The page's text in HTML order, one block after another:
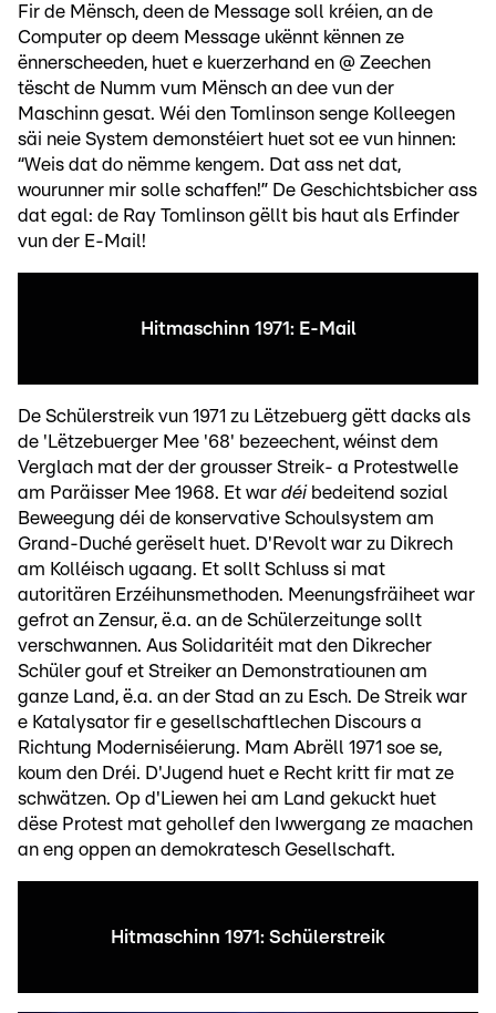
Fir de Mënsch, deen de Message soll kréien, an de
Computer op deem Message ukënnt kënnen ze
ënnerscheeden, huet e kuerzerhand en @ Zeechen
tëscht de Numm vum Mënsch an dee vun der
Maschinn gesat. Wéi den Tomlinson senge Kolleegen
säi neie System demonstéiert huet sot ee vun hinnen:
“Weis dat do nëmme kengem. Dat ass net dat,
wourunner mir solle schaffen!” De Geschichtsbicher ass
dat egal: de Ray Tomlinson gëllt bis haut als Erfinder
vun der E-Mail!
Hitmaschinn 1971: E-Mail
De Schülerstreik vun 1971 zu Lëtzebuerg gëtt dacks als
de 'Lëtzebuerger Mee '68' bezeechent, wéinst dem
Verglach mat der der grousser Streik- a Protestwelle
am Paräisser Mee 1968. Et war déi bedeitend sozial
Beweegung déi de konservative Schoulsystem am
Grand-Duché gerëselt huet. D'Revolt war zu Dikrech
am Kolléisch ugaang. Et sollt Schluss si mat
autoritären Erzéihunsmethoden. Meenungsfräiheet war
gefrot an Zensur, ë.a. an de Schülerzeitunge sollt
verschwannen. Aus Solidaritéit mat den Dikrecher
Schüler gouf et Streiker an Demonstratiounen am
ganze Land, ë.a. an der Stad an zu Esch. De Streik war
e Katalysator fir e gesellschaftlechen Discours a
Richtung Moderniséierung. Mam Abrëll 1971 soe se,
koum den Dréi. D'Jugend huet e Recht kritt fir mat ze
schwätzen. Op d'Liewen hei am Land gekuckt huet
dëse Protest mat gehollef den Iwwergang ze maachen
an eng oppen an demokratesch Gesellschaft.
Hitmaschinn 1971: Schülerstreik